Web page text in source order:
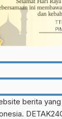
berita